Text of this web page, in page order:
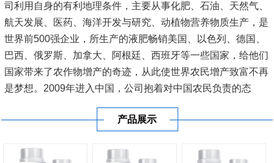
司利用自身的有利地理条件，主要从事化肥、石油、天然气、
航天发展、医药、海洋开发与研究、动植物营养物质生产，是
世界前500强企业，所生产的液肥畅销美国、以色列、德国、
巴西、俄罗斯、加拿大、阿根廷、西班牙等一些国家，给他们
国家带来了农作物增产的奇迹，从此使世界农民增产致富不再
是梦想。2009年进入中国，公司抱着对中国农民负责的态
东、广西、海南等20多...
[查看详情]
产品展示